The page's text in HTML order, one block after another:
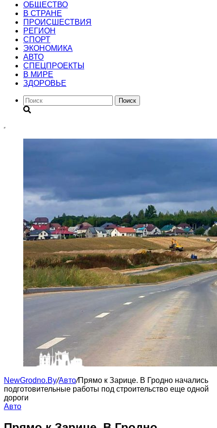
ОБЩЕСТВО
В СТРАНЕ
ПРОИСШЕСТВИЯ
РЕГИОН
CПОРТ
ЭКОНОМИКА
АВТО
СПЕЦПРОЕКТЫ
В МИРЕ
ЗДОРОВЬЕ
Поиск
NewGrodno.By/Авто/Прямо к Зарице. В Гродно начались
подготовительные работы под строительство еще одной
дороги
Авто